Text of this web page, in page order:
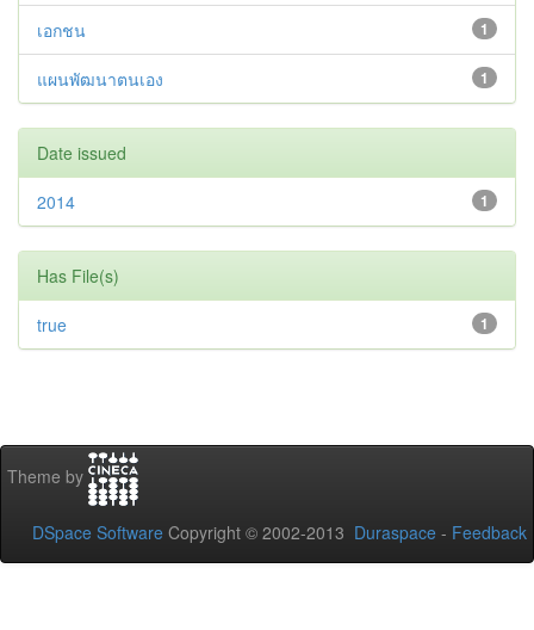
1
เอกชน
1
แผนพัฒนาตนเอง
Date issued
1
2014
Has File(s)
1
true
Theme by
DSpace Software Copyright © 2002-2013 Duraspace - Feedback